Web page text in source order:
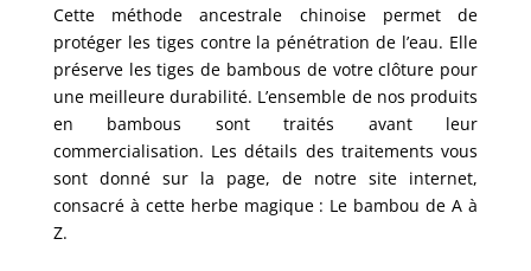
Cette méthode ancestrale chinoise permet de
protéger les tiges contre la pénétration de l’eau. Elle
préserve les tiges de bambous de votre clôture pour
une meilleure durabilité. L’ensemble de nos produits
en bambous sont traités avant leur
commercialisation. Les détails des traitements vous
sont donné sur la page, de notre site internet,
consacré à cette herbe magique : Le bambou de A à
Z.